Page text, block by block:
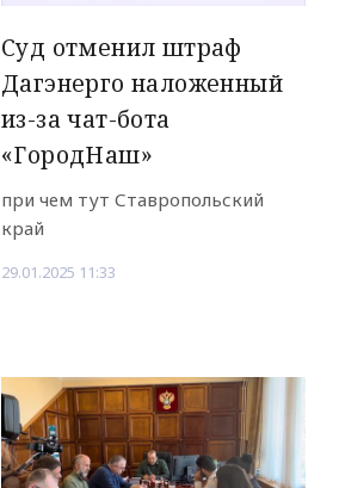
Суд отменил штраф
Дагэнерго наложенный
из-за чат-бота
«ГородНаш»
при чем тут Ставропольский
край
29.01.2025 11:33